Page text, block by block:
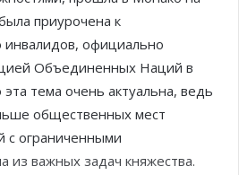
приурочена к
официально
Объединенных Наций в
тема очень актуальна, ведь
общественных мест
с ограниченными
важных задач княжества.